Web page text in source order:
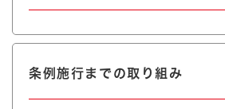
条例施行までの取り組み